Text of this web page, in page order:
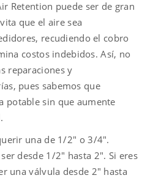
Retention puede ser de gran
que el aire sea
recudiendo el cobro
costos indebidos. Así, no
reparaciones y
pues sabemos que
potable sin que aumente
una de 1/2″ o 3/4″.
desde 1/2″ hasta 2″. Si eres
una válvula desde 2″ hasta